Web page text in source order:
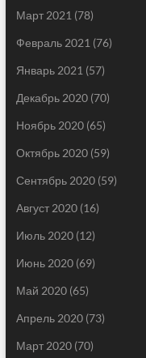
Март 2021 (78)
Февраль 2021 (76)
Январь 2021 (57)
Декабрь 2020(70)
Ноябрь 2020(65)
Октябрь 2020(59)
Сентябрь 2020(59)
Август 2020(16)
Июль 2020(12)
Июнь 2020(69)
Май 2020(65)
Апрель 2020(73)
Март 2020(70)